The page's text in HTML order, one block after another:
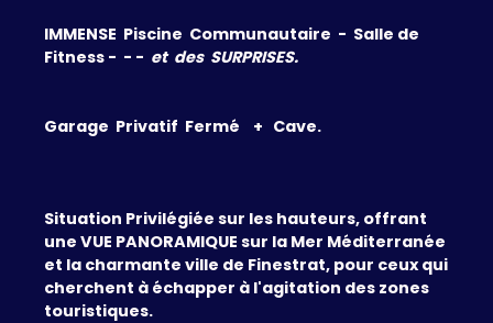
IMMENSE Piscine Communautaire - Salle de
Fitness - - - et des SURPRISES.
Garage Privatif Fermé + Cave.
Situation Privilégiée sur les hauteurs, offrant
une VUE PANORAMIQUE sur la Mer Méditerranée
et la charmante ville de Finestrat, pour ceux qui
cherchent à échapper à l'agitation des zones
touristiques.